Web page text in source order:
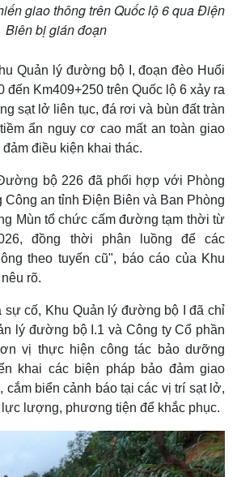
giao thông trên Quốc lộ 6 qua Điện
Biên bị gián đoạn
Quản lý đường bộ I, đoạn đèo Huổi
đến Km409+250 trên Quốc lộ 6 xảy ra
sạt lở liên tục, đá rơi và bùn đất tràn
ẩn nguy cơ cao mất an toàn giao
điều kiện khai thác.
bộ 226 đã phối hợp với Phòng
Công an tỉnh Điện Biên và Ban Phòng
Mùn tổ chức cấm đường tạm thời từ
đồng thời phân luồng để các
theo tuyến cũ", báo cáo của Khu
rõ.
sự cố, Khu Quản lý đường bộ I đã chỉ
lý đường bộ I.1 và Công ty Cổ phần
vị thực hiện công tác bảo dưỡng
khai các biện pháp bảo đảm giao
cắm biển cảnh báo tại các vị trí sạt lở,
lượng, phương tiện để khắc phục.